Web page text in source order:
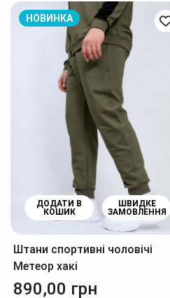
НОВИНКА
ДОДАТИ В
КОШИК
ШВИДКЕ
ЗАМОВЛЕННЯ
Штани спортивні чоловічі
Метеор хакі
890,00 грн